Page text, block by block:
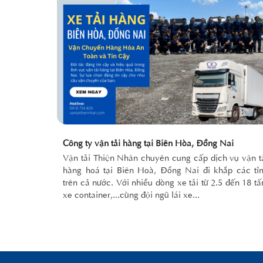
Công ty vận tải hàng tại Biên Hòa, Đồng Nai
Vận tải Thiện Nhân chuyên cung cấp dịch vụ vận
hàng hoá tại Biên Hoà, Đồng Nai đi khắp các
trên cả nước. Với nhiều dòng xe tải từ 2.5 đến 18
xe container,...cùng đội ngũ lái xe...